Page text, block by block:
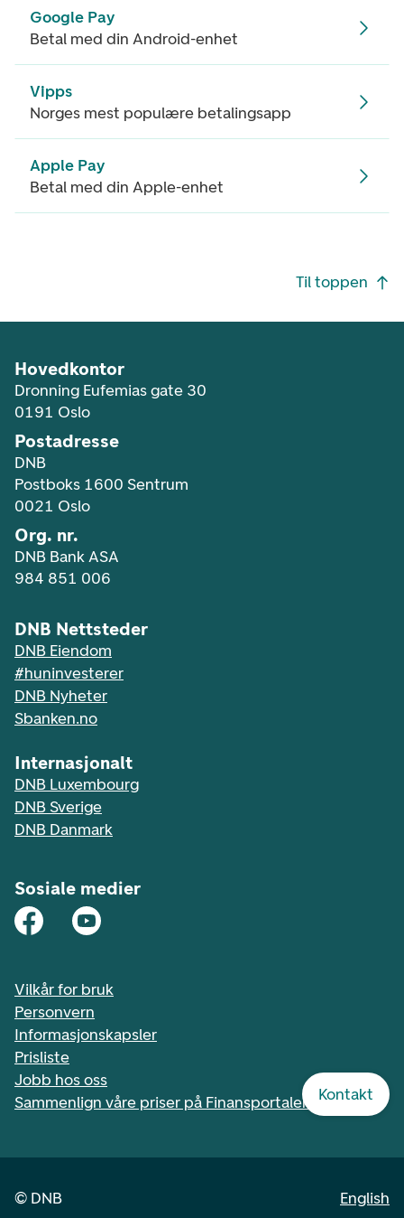
Kontakt
Google Pay
Betal med din Android-enhet
Vipps
Norges mest populære betalingsapp
Apple Pay
Betal med din Apple-enhet
Til toppen
Hovedkontor
Dronning Eufemias gate 30
0191 Oslo
Postadresse
DNB
Postboks 1600 Sentrum
0021 Oslo
Org. nr.
DNB Bank ASA
984 851 006
DNB Nettsteder
DNB Eiendom
#huninvesterer
DNB Nyheter
Sbanken.no
Internasjonalt
DNB Luxembourg
DNB Sverige
DNB Danmark
Sosiale medier
Vilkår for bruk
Personvern
Informasjonskapsler
Prisliste
Jobb hos oss
Sammenlign våre priser på Finansportalen.no
© DNB English